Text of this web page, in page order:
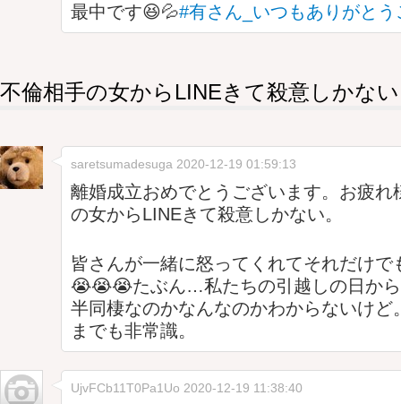
最中です😆💦#有さん_いつもありがとう
不倫相手の女からLINEきて殺意しかない
saretsumadesuga 2020-12-19 01:59:13
離婚成立おめでとうございます。お疲れ
の女からLINEきて殺意しかない。
皆さんが一緒に怒ってくれてそれだけ
😭😭😭たぶん…私たちの引越しの日か
半同棲なのかなんなのかわからないけど
までも非常識。
UjvFCb11T0Pa1Uo 2020-12-19 11:38:40